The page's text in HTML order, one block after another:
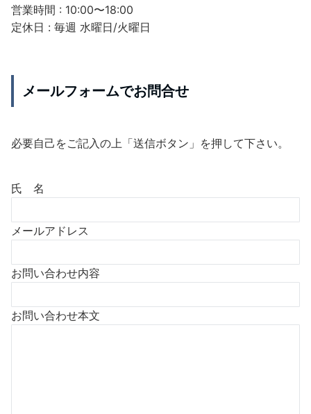
営業時間 : 10:00〜18:00
定休日 : 毎週 水曜日/火曜日
メールフォームでお問合せ
必要自己をご記入の上「送信ボタン」を押して下さい。
氏 名
メールアドレス
お問い合わせ内容
お問い合わせ本文